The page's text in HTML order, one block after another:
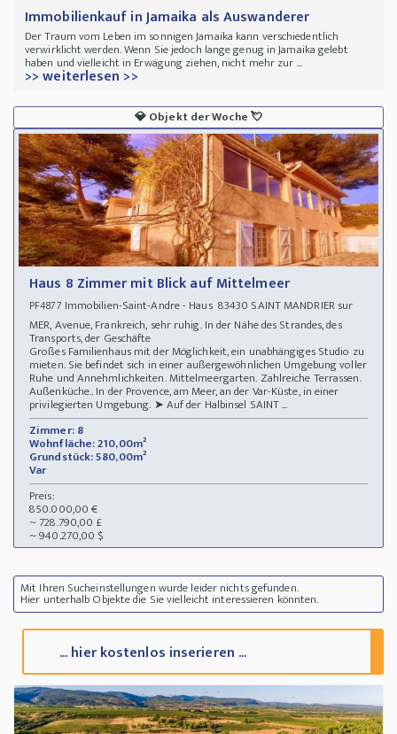
Immobilienkauf in Jamaika als Auswanderer
Der Traum vom Leben im sonnigen Jamaika kann verschiedentlich
verwirklicht werden. Wenn Sie jedoch lange genug in Jamaika gelebt
haben und vielleicht in Erwägung ziehen, nicht mehr zur ...
>> weiterlesen >>
💎Objekt der Woche💘
Haus 8 Zimmer mit Blick auf Mittelmeer
PF4877 Immobilien-Saint-Andre - Haus 83430 SAINT MANDRIER sur
MER, Avenue, Frankreich, sehr ruhig. In der Nähe des Strandes, des
Transports, der Geschäfte
Großes Familienhaus mit der Möglichkeit, ein unabhängiges Studio zu
mieten. Sie befindet sich in einer außergewöhnlichen Umgebung voller
Ruhe und Annehmlichkeiten. Mittelmeergarten. Zahlreiche Terrassen.
Außenküche.. In der Provence, am Meer, an der Var-Küste, in einer
privilegierten Umgebung. ➤ Auf der Halbinsel SAINT ...
Zimmer: 8
Wohnfläche: 210,00m²
Grundstück: 580,00m²
Var
Preis:
850.000,00 €
~ 728.790,00 £
~ 940.270,00 $
Mit Ihren Sucheinstellungen wurde leider nichts gefunden.
Hier unterhalb Objekte die Sie vielleicht interessieren könnten.
... hier kostenlos inserieren ...